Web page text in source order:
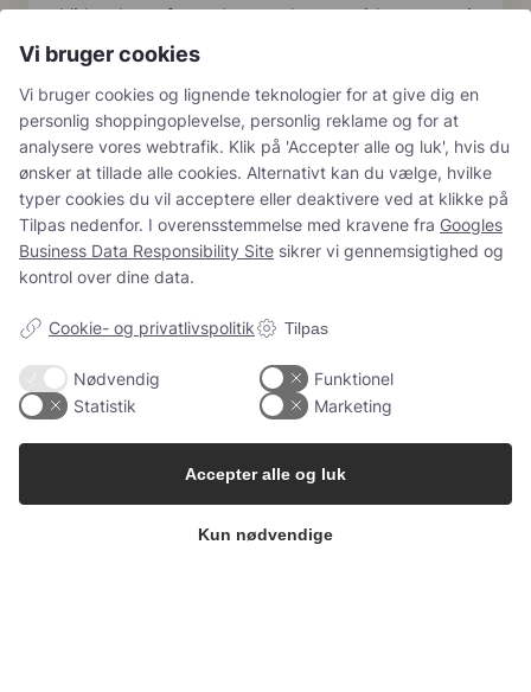
Vi har brug for at bruge al vores tid og energi
på familien lige nu, og webshoppen holder
Har du tidligere bestilt hos os, håndterer vi
naturligvis stadig returneringer, reklamationer
og spørgsmål som normalt.
ms@babygarderoben.dk
Kærlige hilsner fra Mette fra Babygarderoben
Vi bruger cookies
Vi bruger cookies og lignende teknologier for at give dig en
personlig shoppingoplevelse, personlig reklame og for at
analysere vores webtrafik. Klik på 'Accepter alle og luk', hvis du
ønsker at tillade alle cookies. Alternativt kan du vælge, hvilke
typer cookies du vil acceptere eller deaktivere ved at klikke på
Tilpas nedenfor. I overensstemmelse med kravene fra Googles
Business Data Responsibility Site sikrer vi gennemsigtighed og
kontrol over dine data.
Cookie- og privatlivspolitik Tilpas
Nødvendig
Funktionel
Statistik
Marketing
Kun nødvendige
Accepter alle og luk